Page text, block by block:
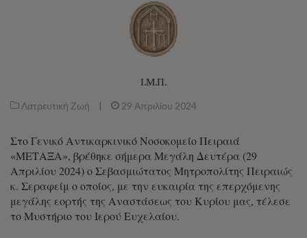
Ι.Μ.Π.
Λατρευτική Ζωή | 29 Απριλίου 2024
Στο Γενικό Αντικαρκινικό Νοσοκομείο Πειραιά
«ΜΕΤΑΞΑ», βρέθηκε σήμερα Μεγάλη Δευτέρα (29
Απριλίου 2024) ο Σεβασμιώτατος Μητροπολίτης Πειραιώς
κ. Σεραφείμ ο οποίος, με την ευκαιρία της επερχόμενης
μεγάλης εορτής της Αναστάσεως του Κυρίου μας, τέλεσε
το Μυστήριο του Ιερού Ευχελαίου.